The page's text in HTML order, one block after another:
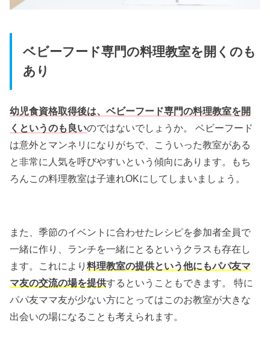
ベビーフード専門の料理教室を開くのも
あり
幼児食資格取得後は、ベビーフード専門の料理教室を開
くというのも良いのではないでしょうか。 ベビーフード
は意外とマンネリになりがちで、こういった教室がある
と非常に人気を呼びやすいという傾向にあります。もち
ろんこの料理教室は子連れOKにしてしまいましょう。
また、季節のイベントに合わせたレシピを参加者全員で
一緒に作り、ランチを一緒にとるというクラスも存在し
ます。これにより料理教室の提供という他にもパパ友マ
マ友の交流の場を提供するということもできます。 特に
パパ友ママ友が少ない方にとってはこのお教室が大きな
出会いの場になることも考えられます。